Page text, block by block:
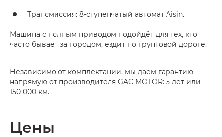
Трансмиссия: 8-ступенчатый автомат Aisin.
Машина с полным приводом подойдёт для тех, кто
часто бывает за городом, ездит по грунтовой дороге.
Независимо от комплектации, мы даём гарантию
напрямую от производителя GAC MOTOR: 5 лет или
150 000 км.
Цены